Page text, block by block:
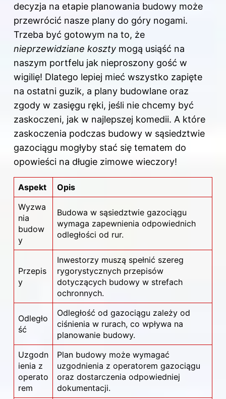
decyzja na etapie planowania budowy może
przewrócić nasze plany do góry nogami.
Trzeba być gotowym na to, że
nieprzewidziane koszty mogą usiąść na
naszym portfelu jak nieproszony gość w
wigilię! Dlatego lepiej mieć wszystko zapięte
na ostatni guzik, a plany budowlane oraz
zgody w zasięgu ręki, jeśli nie chcemy być
zaskoczeni, jak w najlepszej komedii. A które
zaskoczenia podczas budowy w sąsiedztwie
gazociągu mogłyby stać się tematem do
opowieści na długie zimowe wieczory!
Aspekt
Opis
Wyzwa
nia
budow
y
Budowa w sąsiedztwie gazociągu
wymaga zapewnienia odpowiednich
odległości od rur.
Przepis
y
Inwestorzy muszą spełnić szereg
rygorystycznych przepisów
dotyczących budowy w strefach
ochronnych.
Odległo
ść
Odległość od gazociągu zależy od
ciśnienia w rurach, co wpływa na
planowanie budowy.
Uzgodn
ienia z
operato
rem
Plan budowy może wymagać
uzgodnienia z operatorem gazociągu
oraz dostarczenia odpowiedniej
dokumentacji.